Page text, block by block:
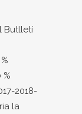
Butlletí
%
2018-
la